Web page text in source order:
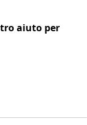
aiuto per